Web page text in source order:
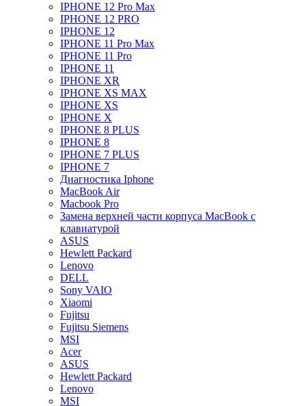
IPHONE 12 Pro Max
IPHONE 12 PRO
IPHONE 12
IPHONE 11 Pro Max
IPHONE 11 Pro
IPHONE 11
IPHONE XR
IPHONE XS MAX
IPHONE XS
IPHONE X
IPHONE 8 PLUS
IPHONE 8
IPHONE 7 PLUS
IPHONE 7
Диагностика Iphone
MacBook Air
Macbook Pro
Замена верхней части корпуса MacBook с
клавиатурой
ASUS
Hewlett Packard
Lenovo
DELL
Sony VAIO
Xiaomi
Fujitsu
Fujitsu Siemens
MSI
Acer
ASUS
Hewlett Packard
Lenovo
MSI